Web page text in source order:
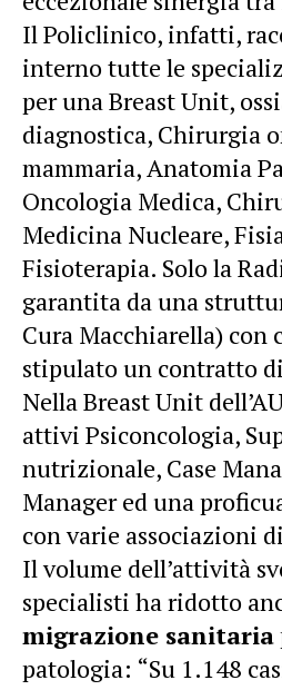
Il Policlinico, infatti,
interno tutte le
per una Breast Unit,
diagnostica, Chirurgia
mammaria, Anatomia
Oncologia Medica,
Medicina Nucleare,
Fisioterapia. Solo la
garantita da una
Cura Macchiarella) con
stipulato un contratto
Nella Breast Unit
attivi Psiconcologia,
nutrizionale, Case
Manager ed una
con varie associazioni
Il volume dell’attività
specialisti ha ridotto
migrazione sanitaria
patologia: “Su 1.148